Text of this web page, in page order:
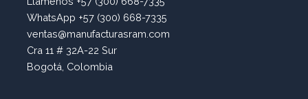
WhatsApp +57 (300) 668-7335
ventas@manufacturasram.com
Cra 11 # 32A-22 Sur
Bogotá, Colombia